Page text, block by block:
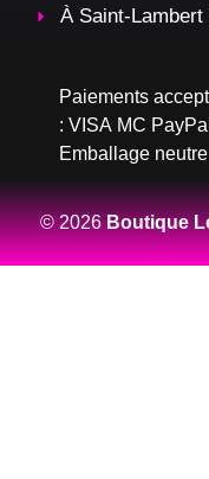
À Saint-Lambert
Paiements
: VISA MC PayPal
Emballage
© 2026Boutique